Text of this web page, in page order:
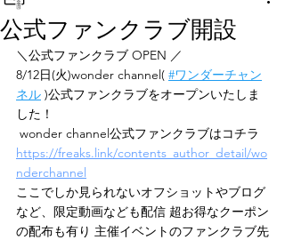
公式ファンクラブ開設
＼公式ファンクラブ OPEN ／
8/12日(火)wonder channel( #ワンダーチャン
ネル )公式ファンクラブをオープンいたしま
した！
wonder channel公式ファンクラブはコチラ
https://freaks.link/contents_author_detail/wo
nderchannel
ここでしか見られないオフショットやブログ
など、限定動画なども配信 超お得なクーポン
の配布も有り 主催イベントのファンクラブ先